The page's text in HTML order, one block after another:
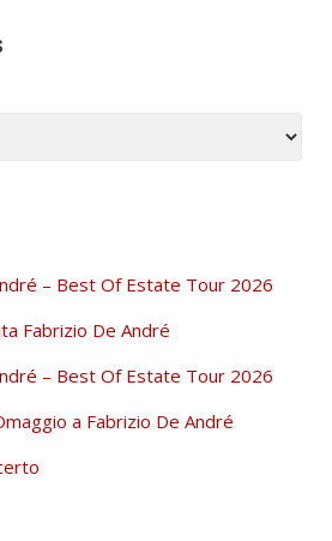
– Best Of Estate Tour 2026
Fabrizio De André
– Best Of Estate Tour 2026
a Fabrizio De André